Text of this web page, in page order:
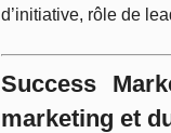
d’initiative, rôle de
Success
marketing et